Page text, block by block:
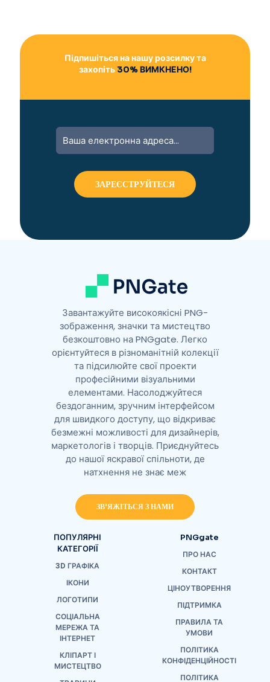
Підпишіться на нашу розсилку та
захопіть30% ВИМКНЕНО!
Завантажуйте високоякісні PNG-
зображення, значки та мистецтво
безкоштовно на PNGgate. Легко
орієнтуйтеся в різноманітній колекції
та підсилюйте свої проекти
професійними візуальними
елементами. Насолоджуйтеся
бездоганним, зручним інтерфейсом
для швидкого доступу, що відкриває
безмежні можливості для дизайнерів,
маркетологів і творців. Приєднуйтесь
до нашої яскравої спільноти, де
натхнення не знає меж
ЗВ'ЯЖІТЬСЯ З НАМИ
ПОПУЛЯРНІ
КАТЕГОРІЇ
3D ГРАФІКА
ІКОНИ
ЛОГОТИПИ
СОЦІАЛЬНА
МЕРЕЖА ТА
ІНТЕРНЕТ
КЛІПАРТ І
МИСТЕЦТВО
PNGgate
ПРО НАС
КОНТАКТ
ЦІНОУТВОРЕННЯ
ПІДТРИМКА
ПРАВИЛА ТА
УМОВИ
ПОЛІТИКА
КОНФІДЕНЦІЙНОСТІ
ПОЛІТИКА